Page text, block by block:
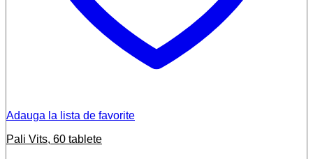
Adauga la lista de favorite
Pali Vits, 60 tablete